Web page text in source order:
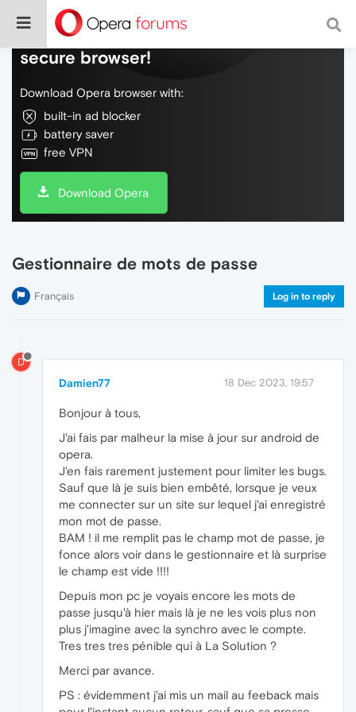
Do more on the web, with a fast and
secure browser!
Download Opera browser with:
built-in ad blocker
battery saver
free VPN
Download Opera
Gestionnaire de mots de passe
Français Log in to reply
D
Damien77 18 Dec 2023, 19:57
Bonjour à tous,
J'ai fais par malheur la mise à jour sur android de
opera.
J'en fais rarement justement pour limiter les bugs.
Sauf que là je suis bien embêté, lorsque je veux
me connecter sur un site sur lequel j'ai enregistré
mon mot de passe.
BAM ! il me remplit pas le champ mot de passe, je
fonce alors voir dans le gestionnaire et là surprise
le champ est vide !!!!
Depuis mon pc je voyais encore les mots de
passe jusqu'à hier mais là je ne les vois plus non
plus j'imagine avec la synchro avec le compte.
Tres tres tres pénible qui à La Solution ?
Merci par avance.
PS : évidemment j'ai mis un mail au feeback mais